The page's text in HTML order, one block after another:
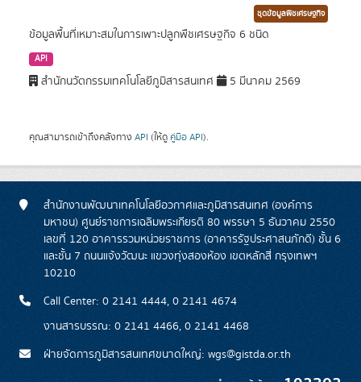
ชุดข้อมูลพืชเศรษฐกิจ
ข้อมูลพื้นที่เหมาะสมในการเพาะปลูกพืชเศรษฐกิจ 6 ชนิด
API
สำนักนวัตกรรมเทคโนโลยีภูมิสารสนเทศ 5 มีนาคม 2569
คุณสามารถเข้าถึงคลังทาง API (ให้ดู คู่มือ API).
สำนักงานพัฒนาเทคโนโลยีอวกาศและภูมิสารสนเทศ (องค์การ
มหาชน) ศูนย์ราชการเฉลิมพระเกียรติ 80 พรรษา 5 ธันวาคม 2550
เลขที่ 120 อาคารรวมหน่วยราชการ (อาคารรัฐประศาสนภักดี) ชั้น 6
และชั้น 7 ถนนแจ้งวัฒนะ แขวงทุ่งสองห้อง เขตหลักสี่ กรุงเทพฯ
10210
Call Center: 0 2141 4444, 0 2141 4674
งานสารบรรณ: 0 2141 4466, 0 2141 4468
ฝ่ายจัดการภูมิสารสนเทศขนาดใหญ่: wgs@gistda.or.th